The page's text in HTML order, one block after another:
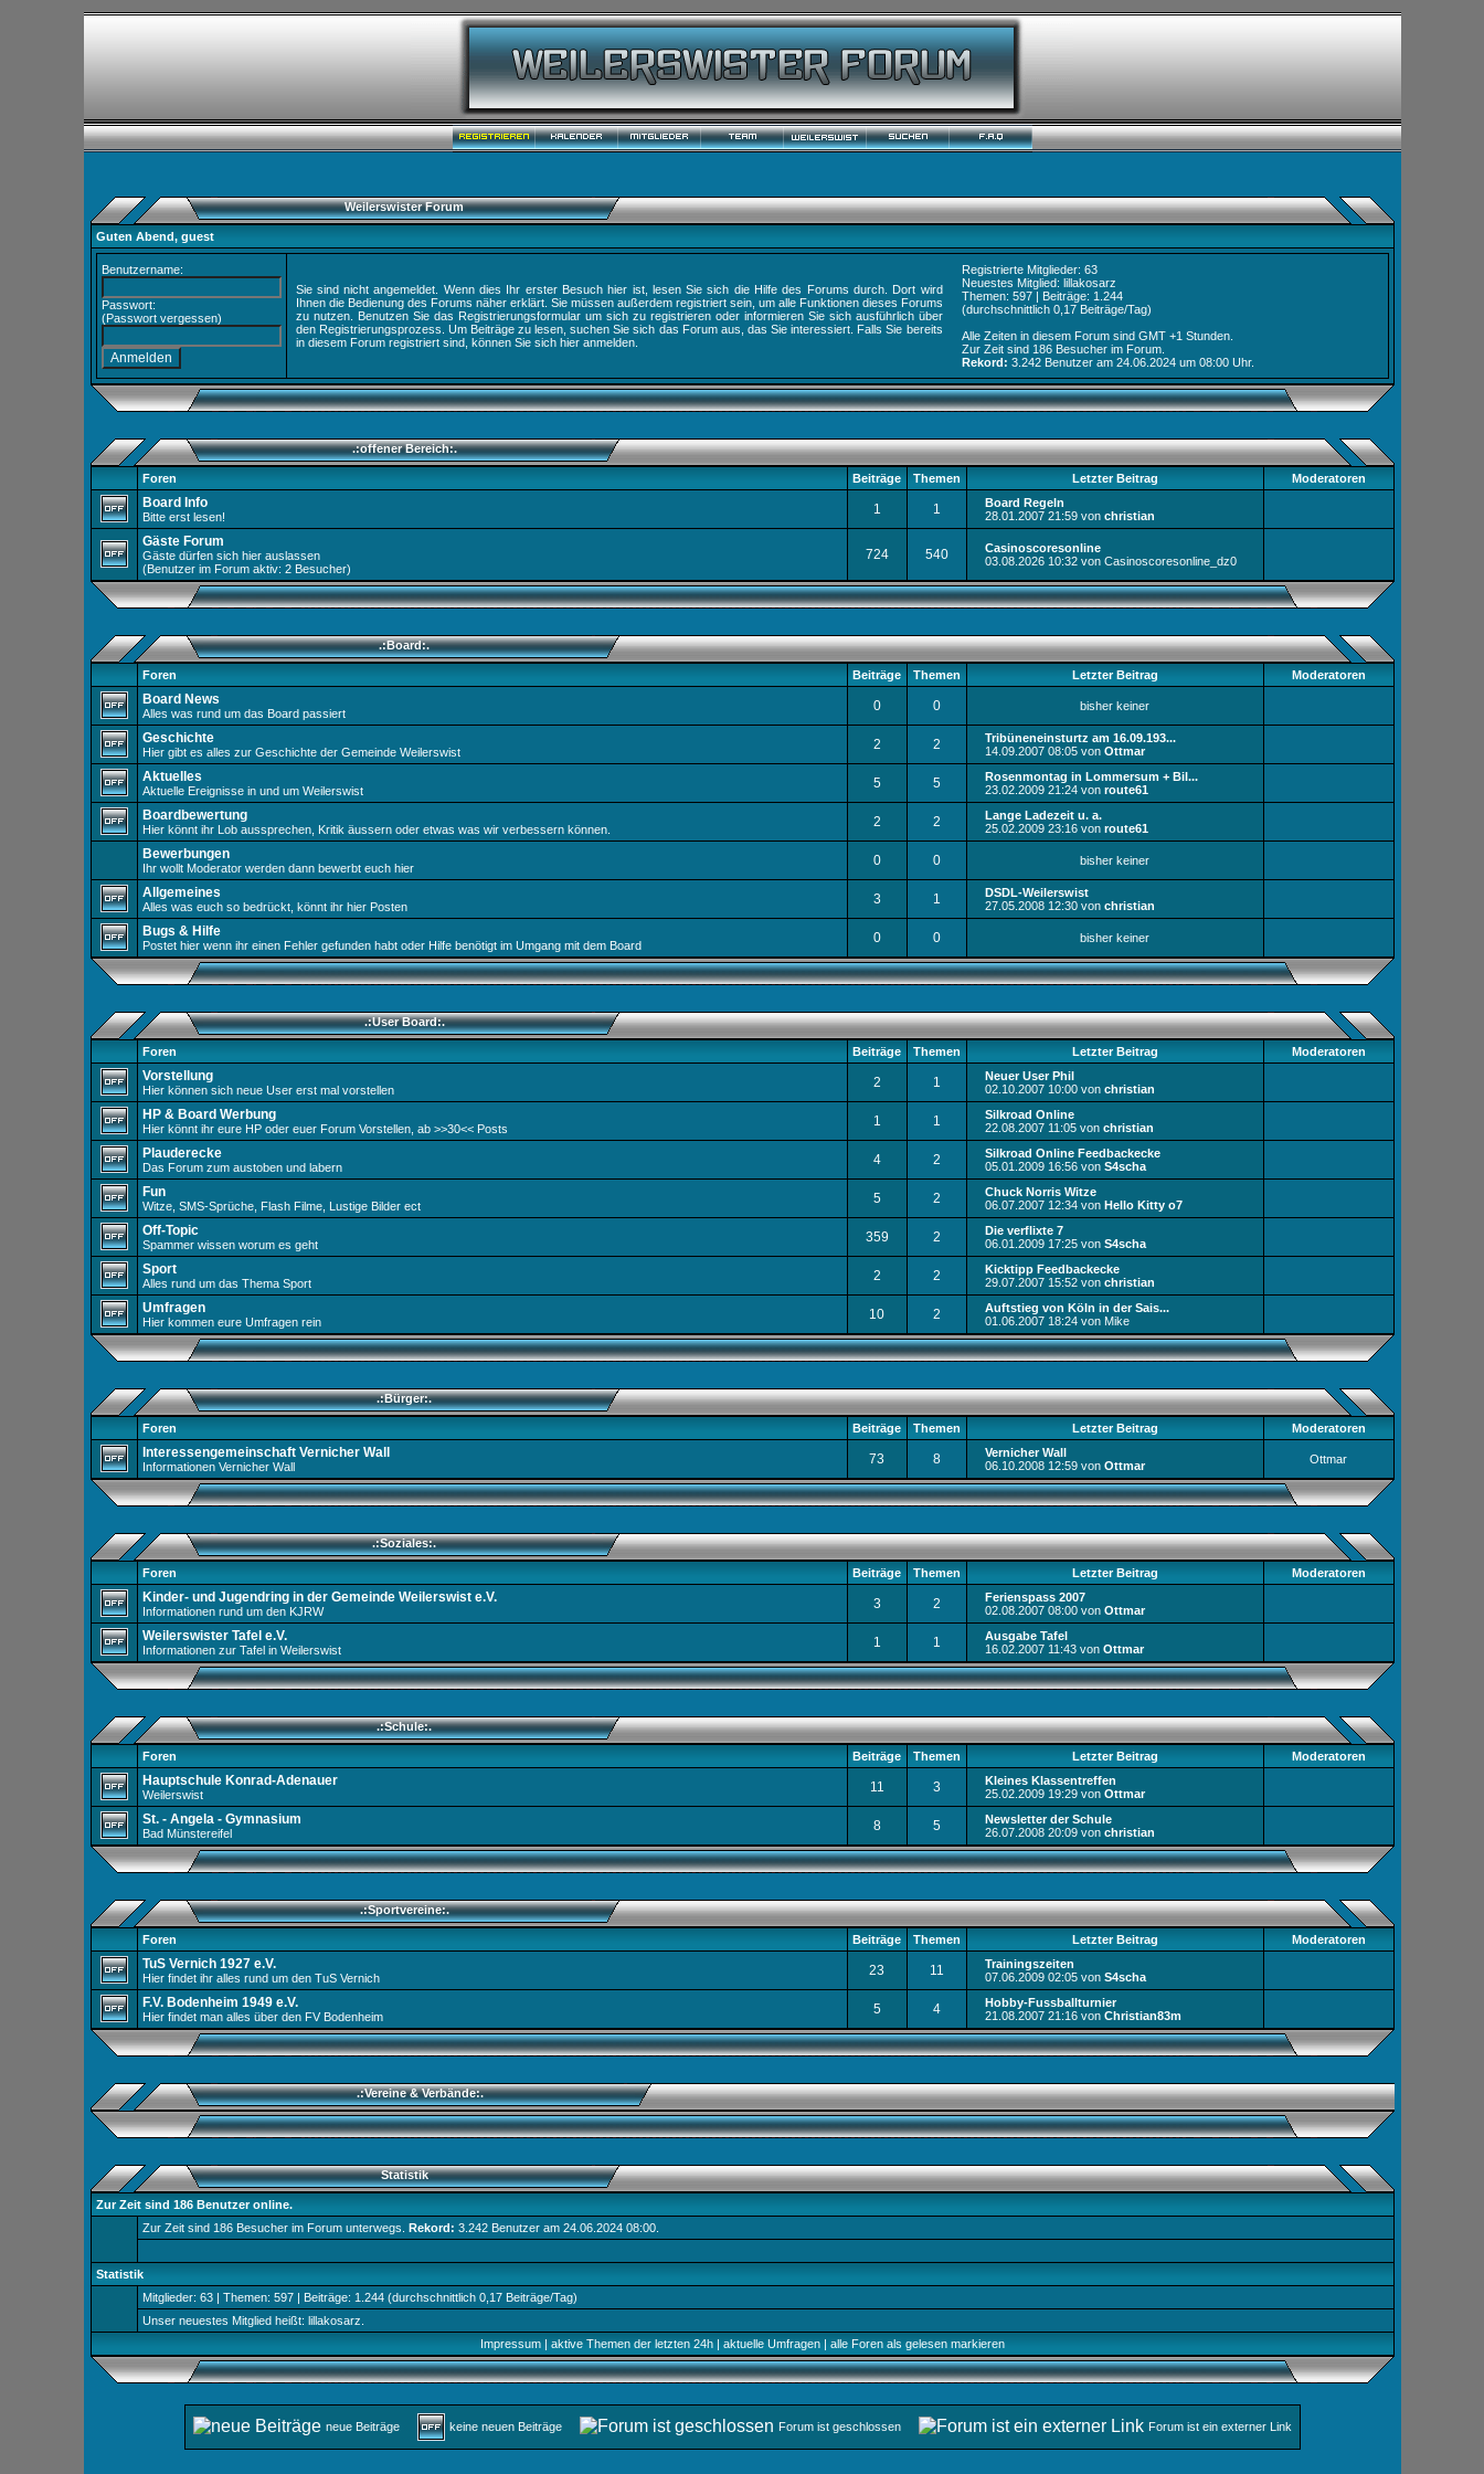
Weilerswister Forum
Guten Abend, guest
Benutzername:
Passwort:
(Passwort vergessen)
Sie sind nicht angemeldet. Wenn dies Ihr erster Besuch hier ist, lesen Sie sich die Hilfe des Forums durch. Dort wird
Ihnen die Bedienung des Forums näher erklärt. Sie müssen außerdem registriert sein, um alle Funktionen dieses Forums
zu nutzen. Benutzen Sie das Registrierungsformularum sich zu registrieren oder informierenSie sich ausführlich über
den Registrierungsprozess. Um Beiträge zu lesen, suchen Sie sich das Forum aus, das Sie interessiert. Falls Sie bereits
in diesem Forum registriert sind, können Sie sich hieranmelden.
Registrierte Mitglieder: 63
Neuestes Mitglied: lillakosarz
Themen: 597 | Beiträge: 1.244
(durchschnittlich 0,17 Beiträge/Tag)
Alle Zeiten in diesem Forum sind GMT +1 Stunden.
Zur Zeit sind 186 Besucherim Forum.
Rekord: 3.242 Benutzer am 24.06.2024 um 08:00Uhr.
.:offener Bereich:.
Foren Beiträge Themen Letzter Beitrag Moderatoren
Board Info
Bitte erst lesen! 1 1
Board Regeln
28.01.2007 21:59von christian
Gäste Forum
Gäste dürfen sich hier auslassen
(Benutzer im Forum aktiv: 2 Besucher)
724 540
Casinoscoresonline
03.08.2026 10:32von Casinoscoresonline_dz0
.:Board:.
Foren Beiträge Themen Letzter Beitrag Moderatoren
Board News
Alles was rund um das Board passiert 0 0 bisher keiner
Geschichte
Hier gibt es alles zur Geschichte der Gemeinde Weilerswist 2 2
Tribüneneinsturtz am 16.09.193...
14.09.2007 08:05von Ottmar
Aktuelles
Aktuelle Ereignisse in und um Weilerswist 5 5
Rosenmontag in Lommersum + Bil...
23.02.2009 21:24von route61
Boardbewertung
Hier könnt ihr Lob aussprechen, Kritik äussern oder etwas was wir verbessern können. 2 2
Lange Ladezeit u. a.
25.02.2009 23:16von route61
Bewerbungen
Ihr wollt Moderator werden dann bewerbt euch hier 0 0 bisher keiner
Allgemeines
Alles was euch so bedrückt, könnt ihr hier Posten 3 1
DSDL-Weilerswist
27.05.2008 12:30von christian
Bugs & Hilfe
Postet hier wenn ihr einen Fehler gefunden habt oder Hilfe benötigt im Umgang mit dem Board 0 0 bisher keiner
.:User Board:.
Foren Beiträge Themen Letzter Beitrag Moderatoren
Vorstellung
Hier können sich neue User erst mal vorstellen 2 1
Neuer User Phil
02.10.2007 10:00von christian
HP & Board Werbung
Hier könnt ihr eure HP oder euer Forum Vorstellen, ab >>30<< Posts 1 1
Silkroad Online
22.08.2007 11:05von christian
Plauderecke
Das Forum zum austoben und labern 4 2
Silkroad Online Feedbackecke
05.01.2009 16:56von S4scha
Fun
Witze, SMS-Sprüche, Flash Filme, Lustige Bilder ect 5 2
Chuck Norris Witze
06.07.2007 12:34von Hello Kitty o7
Off-Topic
Spammer wissen worum es geht 359 2
Die verflixte 7
06.01.2009 17:25von S4scha
Sport
Alles rund um das Thema Sport 2 2
Kicktipp Feedbackecke
29.07.2007 15:52von christian
Umfragen
Hier kommen eure Umfragen rein 10 2
Auftstieg von Köln in der Sais...
01.06.2007 18:24von Mike
.:Bürger:.
Foren Beiträge Themen Letzter Beitrag Moderatoren
Interessengemeinschaft Vernicher Wall
Informationen Vernicher Wall 73 8
Vernicher Wall
06.10.2008 12:59von Ottmar Ottmar
.:Soziales:.
Foren Beiträge Themen Letzter Beitrag Moderatoren
Kinder- und Jugendring in der Gemeinde Weilerswist e.V.
Informationen rund um den KJRW 3 2
Ferienspass 2007
02.08.2007 08:00von Ottmar
Weilerswister Tafel e.V.
Informationen zur Tafel in Weilerswist 1 1
Ausgabe Tafel
16.02.2007 11:43von Ottmar
.:Schule:.
Foren Beiträge Themen Letzter Beitrag Moderatoren
Hauptschule Konrad-Adenauer
Weilerswist 11 3
Kleines Klassentreffen
25.02.2009 19:29von Ottmar
St. - Angela - Gymnasium
Bad Münstereifel 8 5
Newsletter der Schule
26.07.2008 20:09von christian
.:Sportvereine:.
Foren Beiträge Themen Letzter Beitrag Moderatoren
TuS Vernich 1927 e.V.
Hier findet ihr alles rund um den TuS Vernich 23 11
Trainingszeiten
07.06.2009 02:05von S4scha
F.V. Bodenheim 1949 e.V.
Hier findet man alles über den FV Bodenheim 5 4
Hobby-Fussballturnier
21.08.2007 21:16von Christian83m
.:Vereine & Verbände:.
Statistik
Zur Zeit sind 186 Benutzer online.
Zur Zeit sind 186 Besucher im Forum unterwegs. Rekord: 3.242 Benutzer am 24.06.2024 08:00.
Statistik
Mitglieder: 63 | Themen: 597 | Beiträge: 1.244 (durchschnittlich 0,17 Beiträge/Tag)
Unser neuestes Mitglied heißt: lillakosarz
Impressum| aktive Themen der letzten 24h| aktuelle Umfragen| alle Foren als gelesen markieren
neue Beiträge keine neuen Beiträge Forum ist geschlossen Forum ist ein externer Link